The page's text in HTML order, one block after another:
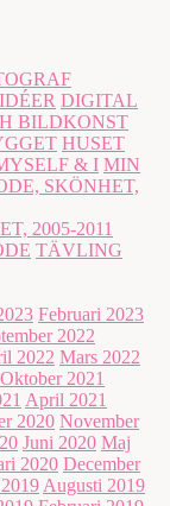
DIGITAL
BILDKONST
HUSET
& I MIN
SKÖNHET,
2005-2011
TÄVLING
Februari 2023
2022
2022 Mars 2022
Oktober 2021
April 2021
2020 November
Juni 2020 Maj
2020 December
Augusti 2019